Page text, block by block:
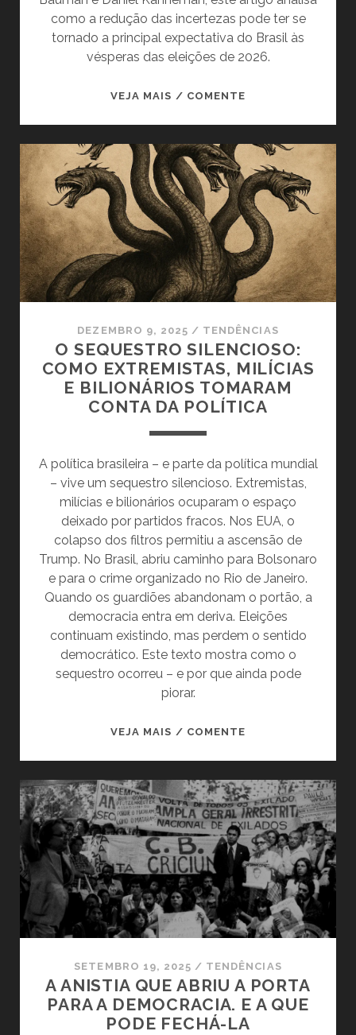
como a redução das incertezas pode ter se
tornado a principal expectativa do Brasil às
vésperas das eleições de 2026.
VEJA MAIS / COMENTEO
DAS
TEMPESTADES
DEZEMBRO 9, 2025 / TENDÊNCIAS
O SEQUESTRO SILENCIOSO:
COMO EXTREMISTAS, MILÍCIAS
E BILIONÁRIOS TOMARAM
CONTA DA POLÍTICA
A política brasileira – e parte da política mundial
– vive um sequestro silencioso. Extremistas,
milícias e bilionários ocuparam o espaço
deixado por partidos fracos. Nos EUA, o
colapso dos filtros permitiu a ascensão de
Trump. No Brasil, abriu caminho para Bolsonaro
e para o crime organizado no Rio de Janeiro.
Quando os guardiões abandonam o portão, a
democracia entra em deriva. Eleições
continuam existindo, mas perdem o sentido
democrático. Este texto mostra como o
sequestro ocorreu – e por que ainda pode
piorar.
VEJA MAIS / COMENTEO
COMO
EXTREMISTAS,
MILÍCIAS
E
BILIONÁRIOS
TOMARAM
CONTA
DA
POLÍTICA
SETEMBRO 19, 2025 / TENDÊNCIAS
A ANISTIA QUE ABRIU A PORTA
PARA A DEMOCRACIA. E A QUE
PODE FECHÁ-LA